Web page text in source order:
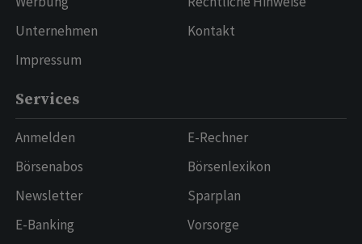
Unternehmen
Impressum
Kontakt
Services
Anmelden
Börsenabos
Newsletter
E-Banking
E-Rechner
Börsenlexikon
Sparplan
Vorsorge